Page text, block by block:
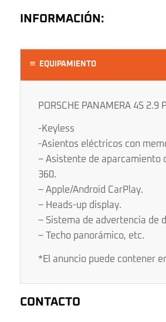
INFORMACIÓN:
EQUIPAMIENTO
PORSCHE PANAMERA 4S 2.9
-Keyless
-Asientos eléctricos con
– Asistente de aparcamiento
360.
– Apple/Android CarPlay.
– Heads-up display.
– Sistema de advertencia de
– Techo panorámico, etc.
*El anuncio puede contener
CONTACTO